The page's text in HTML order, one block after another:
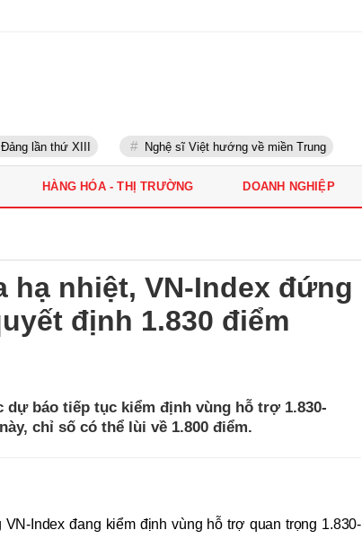
lần thứ XIII Nghệ sĩ Việt hướng về miền Trung
HÀNG HÓA - THỊ TRƯỜNG DOANH NGHIỆP
hạ nhiệt, VN-Index đứng
định 1.830 điểm
dự báo tiếp tục kiểm định vùng hỗ trợ 1.830-
chỉ số có thể lùi về 1.800 điểm.
Index đang kiểm định vùng hỗ trợ quan trọng 1.830-